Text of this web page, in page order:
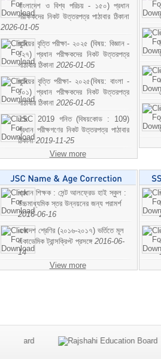
বাংলাদেশ ও বিশ্ব পরিচয় - ১৫০) প্রধান
পরীক্ষকদের নিকট উত্তরপত্র পাঠাবার ঠিকানা
2026-01-05
জুনিয়র বৃত্তি পরীক্ষা- ২০২৫ (বিষয়: বিজ্ঞান -
১২৭) প্রধান পরীক্ষকদের নিকট উত্তরপত্র
পাঠাবার ঠিকানা 2026-01-05
জুনিয়র বৃত্তি পরীক্ষা- ২০২৫(বিষয়: বাংলা -
১০১) প্রধান পরীক্ষকদের নিকট উত্তরপত্র
পাঠাবার ঠিকানা 2026-01-05
JSC 2019 গনিত (বিষয়কোড : 109)
প্রধান পরীক্ষগণের নিকট উত্তরপত্র পাঠাবার
ঠিকানা2019-11-25
View more
প্রধান শিক্ষক : সেন্ট আলফ্রেড হাই স্কুল :
উচ্চমাধ্যমিক স্তর উন্নয়নের জন্য পরামর্শ
2016-06-16
একাদশ শ্রেণির (২০১৬-২০১৭) ভর্তিতে মূল
একাডেমিক ট্রান্সক্রিপ্ট প্রসঙ্গে 2016-06-
14
View more